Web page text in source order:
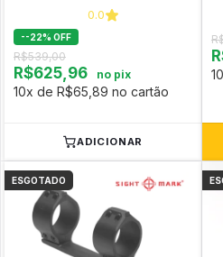
0.0
--22% OFF
R$539,00
R$625,96 no pix
10x de R$65,89 no cartão
ADICIONAR
ESGOTADO